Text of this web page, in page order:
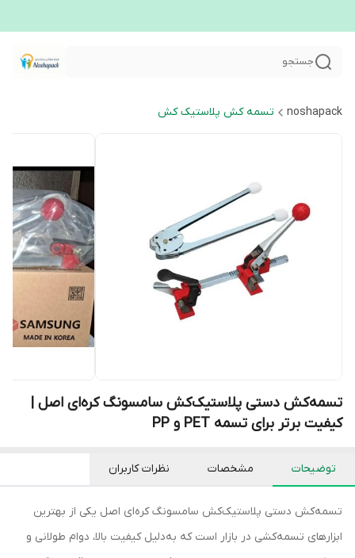
جستجو
noshapack تسمه کش پلاستیک کش
تسمه‌کش دستی پلاستیک‌کش سامسونگ کره‌ای اصل |
کیفیت برتر برای تسمه PET و PP
توضیحات مشخصات نظرات کاربران
تسمه‌کش دستی پلاستیک‌کش سامسونگ کره‌ای اصل یکی از بهترین
ابزارهای تسمه‌کشی در بازار است که به‌دلیل کیفیت بالا، دوام طولانی و